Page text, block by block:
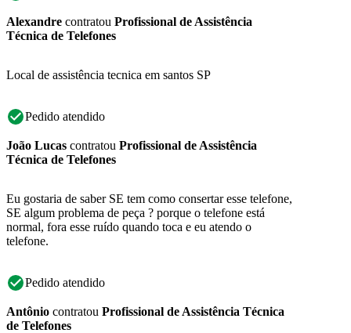
Alexandre contratou Profissional de Assistência
Técnica de Telefones
Local de assistência tecnica em santos SP
Pedido atendido
João Lucas contratou Profissional de Assistência
Técnica de Telefones
Eu gostaria de saber SE tem como consertar esse telefone,
SE algum problema de peça ? porque o telefone está
normal, fora esse ruído quando toca e eu atendo o
telefone.
Pedido atendido
Antônio contratou Profissional de Assistência Técnica
de Telefones